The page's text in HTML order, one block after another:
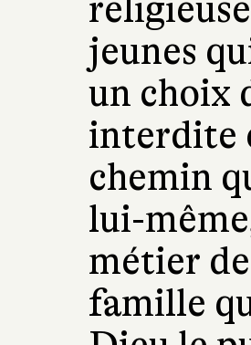
jeunes
un choix
interdite
chemin
lui-
métier
famille